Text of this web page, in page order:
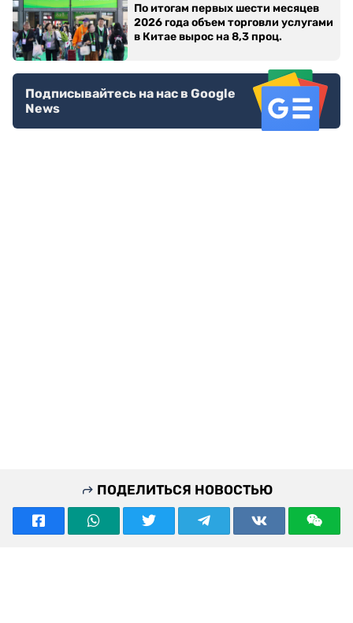
По итогам первых шести месяцев
2026 года объем торговли услугами
в Китае вырос на 8,3 проц.
Подписывайтесь на нас в Google
News
ПОДЕЛИТЬСЯ НОВОСТЬЮ